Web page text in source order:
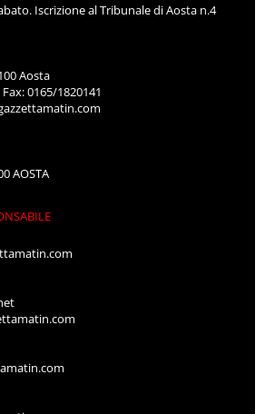
Iscrizione al Tribunale di Aosta n.4
Aosta
0165/1820141
AOSTA